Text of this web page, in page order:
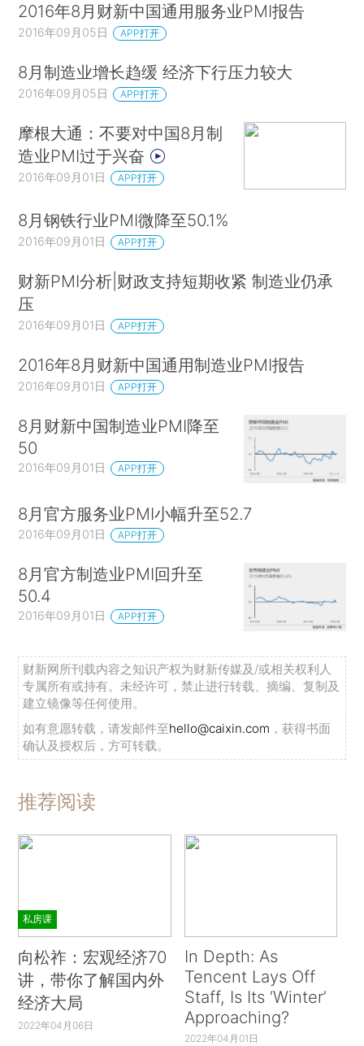
2016年8月财新中国通用服务业PMI报告
2016年09月05日 APP打开
8月制造业增长趋缓 经济下行压力较大
2016年09月05日 APP打开
摩根大通：不要对中国8月制
造业PMI过于兴奋
2016年09月01日 APP打开
8月钢铁行业PMI微降至50.1%
2016年09月01日 APP打开
财新PMI分析|财政支持短期收紧 制造业仍承
压
2016年09月01日 APP打开
2016年8月财新中国通用制造业PMI报告
2016年09月01日 APP打开
8月财新中国制造业PMI降至
50
2016年09月01日 APP打开
8月官方服务业PMI小幅升至52.7
2016年09月01日 APP打开
8月官方制造业PMI回升至
50.4
2016年09月01日 APP打开
财新网所刊载内容之知识产权为财新传媒及/或相关权利人
专属所有或持有。未经许可，禁止进行转载、摘编、复制及
建立镜像等任何使用。
如有意愿转载，请发邮件至hello@caixin.com ，获得书面
确认及授权后，方可转载。
推荐阅读
私房课
向松祚：宏观经济70
讲，带你了解国内外
经济大局
2022年04月06日
In Depth: As
Tencent Lays Off
Staff, Is Its ‘Winter’
Approaching?
2022年04月01日